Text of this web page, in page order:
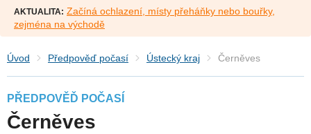
AKTUALITA: Začíná ochlazení, místy přeháňky nebo bouřky,
zejména na východě
Úvod Předpověď počasí Ústecký kraj Černěves
PŘEDPOVĚĎ POČASÍ
Černěves